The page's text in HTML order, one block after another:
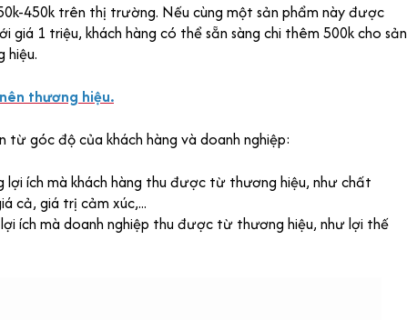
450k trên thị trường. Nếu cùng một sản phẩm này được
1 triệu, khách hàng có thể sẵn sàng chi thêm 500k cho sản
hiệu.
thương hiệu.
từ góc độ của khách hàng và doanh nghiệp:
lợi ích mà khách hàng thu được từ thương hiệu, như chất
cả, giá trị cảm xúc,...
ích mà doanh nghiệp thu được từ thương hiệu, như lợi thế